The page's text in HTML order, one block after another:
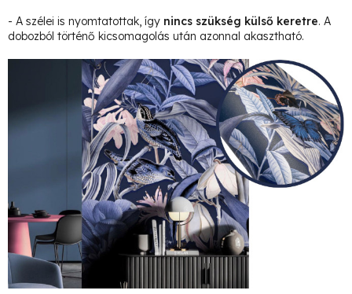
- A szélei is nyomtatottak, így nincs szükség külső keretre. A
dobozból történő kicsomagolás után azonnal akasztható.